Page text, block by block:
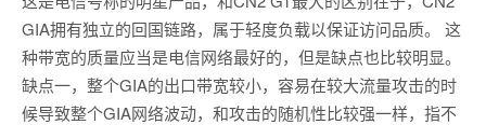
GIA拥有独立的回国链路，属于轻度负载以保证访问品质。 这
种带宽的质量应当是电信网络最好的，但是缺点也比较明显。
缺点一，整个GIA的出口带宽较小，容易在较大流量攻击的时
候导致整个GIA网络波动，和攻击的随机性比较强一样，指不